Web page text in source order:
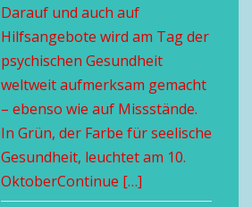
Darauf und auch auf
Hilfsangebote wird am Tag der
psychischen Gesundheit
weltweit aufmerksam gemacht
– ebenso wie auf Missstände.
In Grün, der Farbe für seelische
Gesundheit, leuchtet am 10.
OktoberContinue […]